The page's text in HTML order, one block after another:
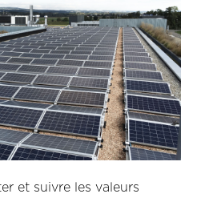
et suivre les valeurs